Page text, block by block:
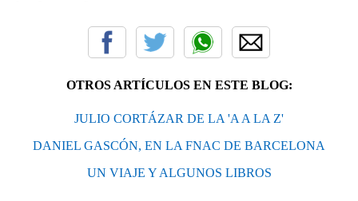
OTROS ARTÍCULOS EN ESTE BLOG:
JULIO CORTÁZAR DE LA 'A A LA Z'
DANIEL GASCÓN, EN LA FNAC DE BARCELONA
UN VIAJE Y ALGUNOS LIBROS